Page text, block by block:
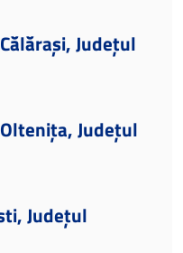
Județul
Județul
Județul